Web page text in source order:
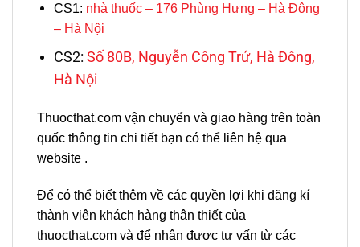
CS1: nhà thuốc – 176 Phùng Hưng – Hà Đông
– Hà Nội
CS2: Số 80B, Nguyễn Công Trứ, Hà Đông,
Hà Nội
Thuocthat.com vận chuyển và giao hàng trên toàn
quốc thông tin chi tiết bạn có thể liên hệ qua
website .
Để có thể biết thêm về các quyền lợi khi đăng kí
thành viên khách hàng thân thiết của
thuocthat.com và để nhận được tư vấn từ các